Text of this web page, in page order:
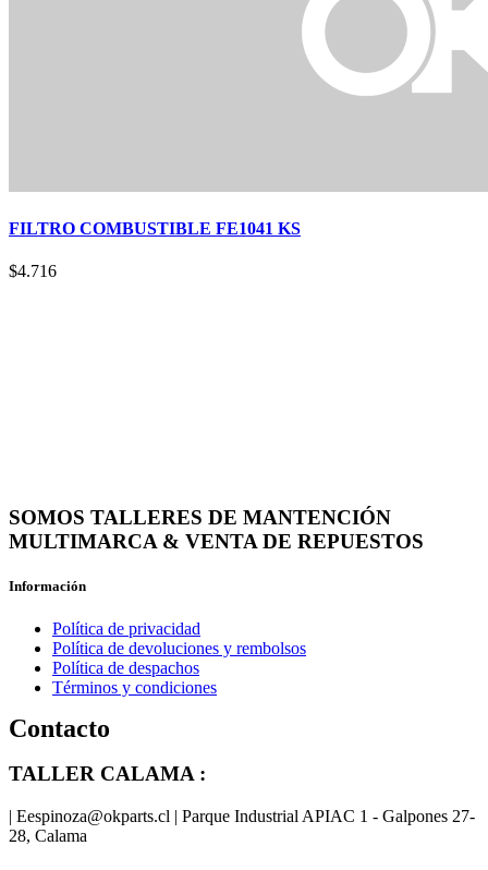
FILTRO COMBUSTIBLE FE1041 KS
$4.716
SOMOS TALLERES DE MANTENCIÓN
MULTIMARCA & VENTA DE REPUESTOS
Información
Política de privacidad
Política de devoluciones y rembolsos
Política de despachos
Términos y condiciones
Contacto
TALLER CALAMA :
| Eespinoza@okparts.cl | Parque Industrial APIAC 1 - Galpones 27-
28, Calama